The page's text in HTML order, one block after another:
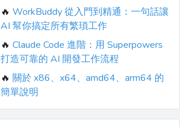
🔥 WorkBuddy 從入門到精通：一句話讓
AI 幫你搞定所有繁瑣工作
🔥 Claude Code 進階：用 Superpowers
打造可靠的 AI 開發工作流程
🔥 關於 x86、x64、amd64、arm64 的
簡單說明